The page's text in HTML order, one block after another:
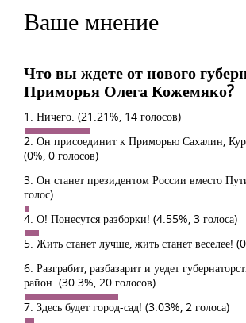
Ваше мнение
Что вы ждете от нового
Приморья Олега Кожемяко?
1. Ничего. (21.21%, 14 голосов)
2. Он присоединит к Приморью Сахалин,
(0%, 0 голосов)
3. Он станет президентом России вместо
голос)
4. О! Понесутся разборки! (4.55%, 3 голоса)
5. Жить станет лучше, жить станет веселее!
6. Разграбит, разбазарит и уедет
район. (30.3%, 20 голосов)
7. Здесь будет город-сад! (3.03%, 2 голоса)